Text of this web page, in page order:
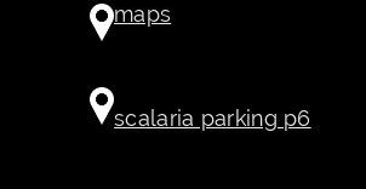
maps
scalaria parking p6